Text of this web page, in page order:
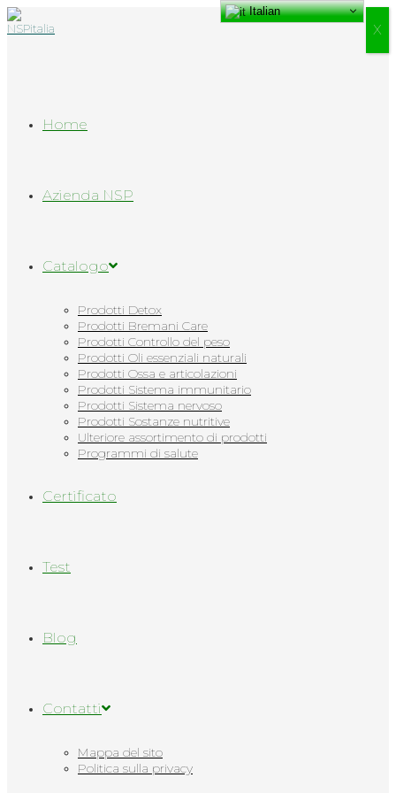
Salta
al
Home
Azienda NSP
Catalogo
Prodotti Detox
Prodotti Bremani Care
Prodotti Controllo del peso
Prodotti Oli essenziali naturali
Prodotti Ossa e articolazioni
Prodotti Sistema immunitario
Prodotti Sistema nervoso
Prodotti Sostanze nutritive
Ulteriore assortimento di prodotti
Programmi di salute
Сertificato
Test
Blog
Contatti
Mappa del sito
Politica sulla privacy
Italian
Х